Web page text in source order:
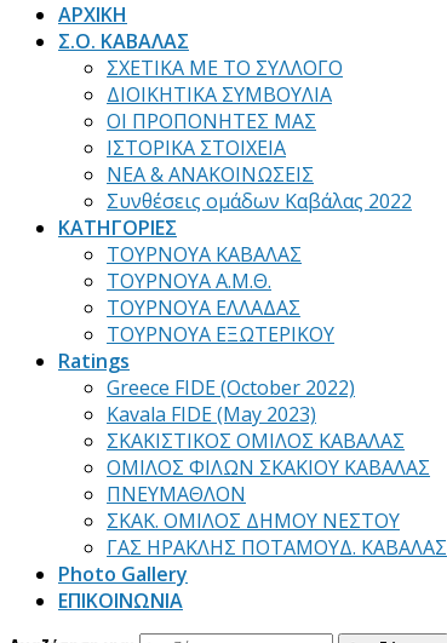
ΑΡΧΙΚΗ
Σ.Ο. ΚΑΒΑΛΑΣ
ΣΧΕΤΙΚΑ ΜΕ ΤΟ ΣΥΛΛΟΓΟ
ΔΙΟΙΚΗΤΙΚΑ ΣΥΜΒΟΥΛΙΑ
ΟΙ ΠΡΟΠΟΝΗΤΕΣ ΜΑΣ
ΙΣΤΟΡΙΚΑ ΣΤΟΙΧΕΙΑ
ΝΕΑ & ΑΝΑΚΟΙΝΩΣΕΙΣ
Συνθέσεις ομάδων Καβάλας 2022
ΚΑΤΗΓΟΡΙΕΣ
ΤΟΥΡΝΟΥΑ ΚΑΒΑΛΑΣ
ΤΟΥΡΝΟΥΑ Α.Μ.Θ.
ΤΟΥΡΝΟΥΑ ΕΛΛΑΔΑΣ
ΤΟΥΡΝΟΥΑ ΕΞΩΤΕΡΙΚΟΥ
Ratings
Greece FIDE (October 2022)
Kavala FIDE (May 2023)
ΣΚΑΚΙΣΤΙΚΟΣ ΟΜΙΛΟΣ ΚΑΒΑΛΑΣ
ΟΜΙΛΟΣ ΦΙΛΩΝ ΣΚΑΚΙΟΥ ΚΑΒΑΛΑΣ
ΠΝΕΥΜΑΘΛΟΝ
ΣΚΑΚ. ΟΜΙΛΟΣ ΔΗΜΟΥ ΝΕΣΤΟΥ
ΓΑΣ ΗΡΑΚΛΗΣ ΠΟΤΑΜΟΥΔ. ΚΑΒΑΛΑΣ
Photo Gallery
ΕΠΙΚΟΙΝΩΝΙΑ